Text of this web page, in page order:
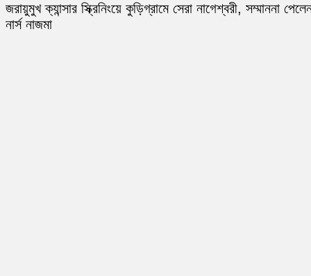
জরায়ুমুখ ক্যান্সার স্ক্রিনিংয়ে কুড়িগ্রামে সেরা নাগেশ্বরী, সম্মাননা
নার্স নাজমা